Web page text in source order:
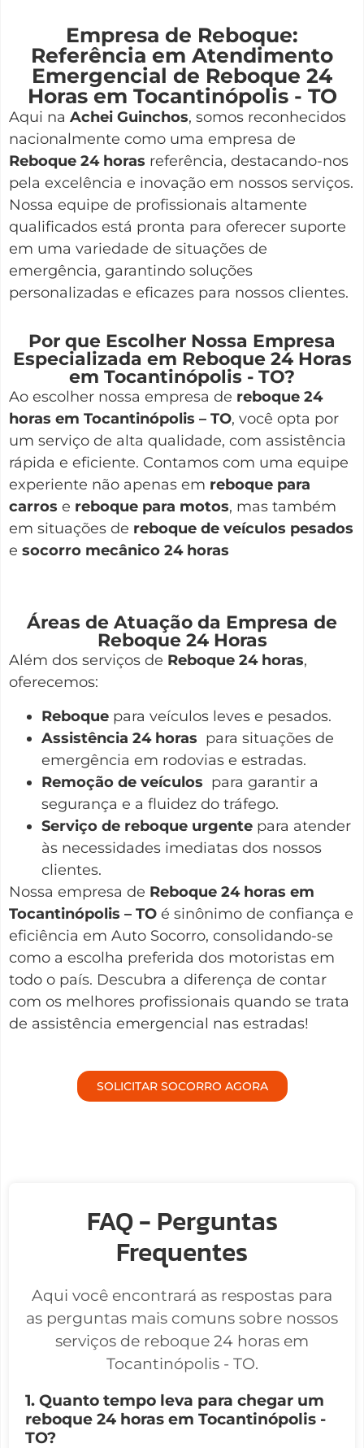
Empresa de Reboque:
Referência em Atendimento
Emergencial de Reboque 24
Horas em Tocantinópolis - TO
Aqui na Achei Guinchos, somos reconhecidos
nacionalmente como uma empresa de
Reboque 24 horas referência, destacando-nos
pela excelência e inovação em nossos serviços.
Nossa equipe de profissionais altamente
qualificados está pronta para oferecer suporte
em uma variedade de situações de
emergência, garantindo soluções
personalizadas e eficazes para nossos clientes.
Por que Escolher Nossa Empresa
Especializada em Reboque 24 Horas
em Tocantinópolis - TO?
Ao escolher nossa empresa de reboque 24
horas em Tocantinópolis – TO, você opta por
um serviço de alta qualidade, com assistência
rápida e eficiente. Contamos com uma equipe
experiente não apenas em reboque para
carros e reboque para motos, mas também
em situações de reboque de veículos pesados
e socorro mecânico 24 horas
Áreas de Atuação da Empresa de
Reboque 24 Horas
Além dos serviços de Reboque 24 horas,
oferecemos:
Reboque para veículos leves e pesados.
Assistência 24 horas para situações de
emergência em rodovias e estradas.
Remoção de veículos para garantir a
segurança e a fluidez do tráfego.
Serviço de reboque urgente para atender
às necessidades imediatas dos nossos
clientes.
Nossa empresa de Reboque 24 horas em
Tocantinópolis – TO é sinônimo de confiança e
eficiência em Auto Socorro, consolidando-se
como a escolha preferida dos motoristas em
todo o país. Descubra a diferença de contar
com os melhores profissionais quando se trata
de assistência emergencial nas estradas!
SOLICITAR SOCORRO AGORA
FAQ - Perguntas
Frequentes
Aqui você encontrará as respostas para
as perguntas mais comuns sobre nossos
serviços de reboque 24 horas em
Tocantinópolis - TO.
1. Quanto tempo leva para chegar um
reboque 24 horas em Tocantinópolis -
TO?